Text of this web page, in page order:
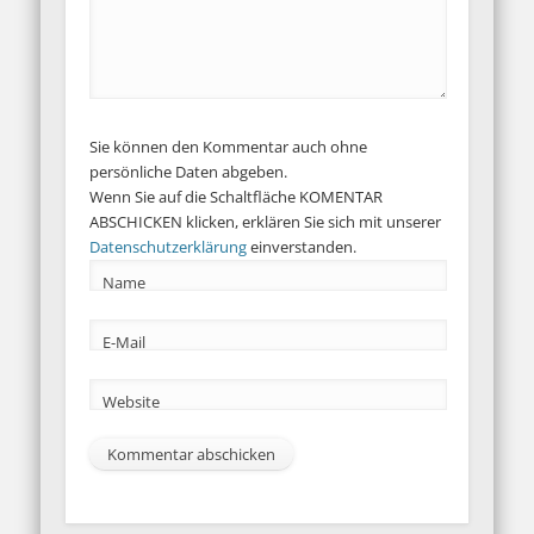
Sie können den Kommentar auch ohne
persönliche Daten abgeben.
Wenn Sie auf die Schaltfläche KOMENTAR
ABSCHICKEN klicken, erklären Sie sich mit unserer
Datenschutzerklärungeinverstanden.
Name
E-Mail
Website